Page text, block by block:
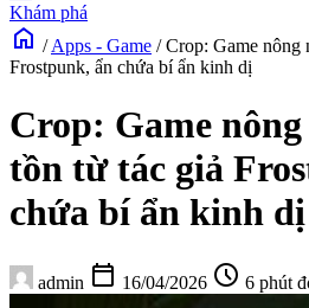
Khám phá
home / Apps - Game / Crop: Game nông
Frostpunk, ẩn chứa bí ẩn kinh dị
Crop: Game
tồn từ tác giả
chứa bí ẩn kinh dị
admin calendar_today 16/04/2026 schedule 6 phút